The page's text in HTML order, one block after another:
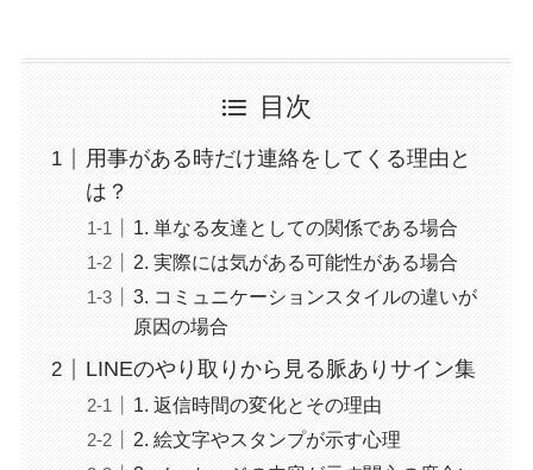
目次
用事がある時だけ連絡をしてくる理由と
は？
1. 単なる友達としての関係である場合
2. 実際には気がある可能性がある場合
3. コミュニケーションスタイルの違いが
原因の場合
LINEのやり取りから見る脈ありサイン集
1. 返信時間の変化とその理由
2. 絵文字やスタンプが示す心理